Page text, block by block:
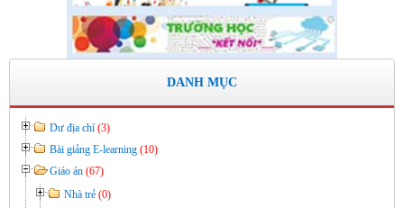
Số: 15 /QĐ-THVY ngày 10/9&#
QUYẾT ĐỊNH Về việc ban hành thực hiện Quy chế dân chủ
trong hoạt động của nhà trường
Thời gian đăng: 11/06/2020
lượt xem: 3471 | lượt tải:645
DANH MỤC
Dư địa chí (3)
Bài giảng E-learning (10)
Giáo án (67)
Nhà trẻ (0)